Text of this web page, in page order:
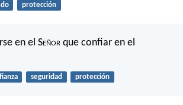
protección
en el Señor que confiar en el
seguridad protección